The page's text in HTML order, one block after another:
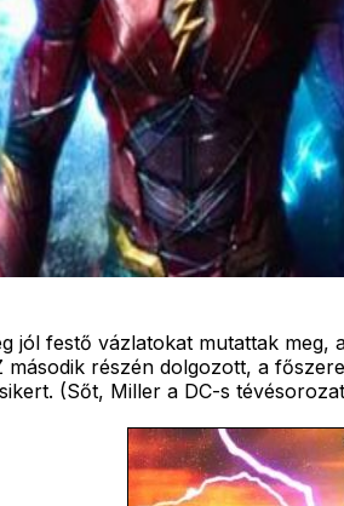
jól festő vázlatokat mutattak
részén dolgozott, a
(Sőt, Miller a DC-s